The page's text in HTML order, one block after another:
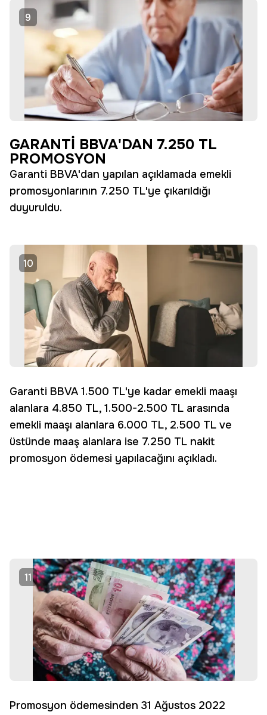
9
GARANTİ BBVA'DAN 7.250 TL
PROMOSYON
Garanti BBVA'dan yapılan açıklamada emekli
promosyonlarının 7.250 TL'ye çıkarıldığı
duyuruldu.
10
Garanti BBVA 1.500 TL'ye kadar emekli maaşı
alanlara 4.850 TL, 1.500-2.500 TL arasında
emekli maaşı alanlara 6.000 TL, 2.500 TL ve
üstünde maaş alanlara ise 7.250 TL nakit
promosyon ödemesi yapılacağını açıkladı.
11
Promosyon ödemesinden 31 Ağustos 2022